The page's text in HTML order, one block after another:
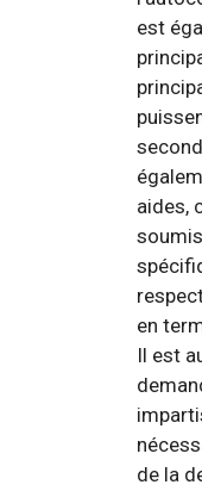
est
aides,
en
Il est
de la